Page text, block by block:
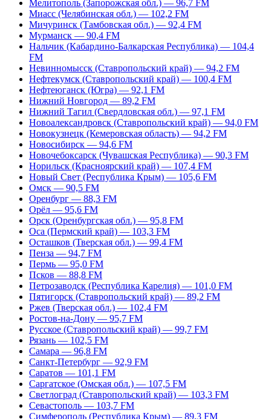
Мелитополь (Запорожская обл.) — 96,7 FM
Миасс (Челябинская обл.) — 102,2 FM
Мичуринск (Тамбовская обл.) — 92,4 FM
Мурманск — 90,4 FM
Нальчик (Кабардино-Балкарская Республика) — 104,4
FM
Невинномысск (Ставропольский край) — 94,2 FM
Нефтекумск (Ставропольский край) — 100,4 FM
Нефтеюганск (Югра) — 92,1 FM
Нижний Новгород — 89,2 FM
Нижний Тагил (Свердловская обл.) — 97,1 FM
Новоалександровск (Ставропольский край) — 94,0 FM
Новокузнецк (Кемеровская область) — 94,2 FM
Новосибирск — 94,6 FM
Новочебоксарск (Чувашская Республика) — 90,3 FM
Норильск (Красноярский край) — 107,4 FM
Новый Свет (Республика Крым) — 105,6 FM
Омск — 90,5 FM
Оренбург — 88,3 FM
Орёл — 95,6 FM
Орск (Оренбургская обл.) — 95,8 FM
Оса (Пермский край) — 103,3 FM
Осташков (Тверская обл.) — 99,4 FM
Пенза — 94,7 FM
Пермь — 95,0 FM
Псков — 88,8 FM
Петрозаводск (Республика Карелия) — 101,0 FM
Пятигорск (Ставропольский край) — 89,2 FM
Ржев (Тверская обл.) — 102,4 FM
Ростов-на-Дону — 95,7 FM
Русское (Ставропольский край) — 99,7 FM
Рязань — 102,5 FM
Самара — 96,8 FM
Санкт-Петербург — 92,9 FM
Саратов — 101,1 FM
Саргатское (Омская обл.) — 107,5 FM
Светлоград (Ставропольский край) — 103,3 FM
Севастополь — 103,7 FM
Симферополь (Республика Крым) — 89,3 FM